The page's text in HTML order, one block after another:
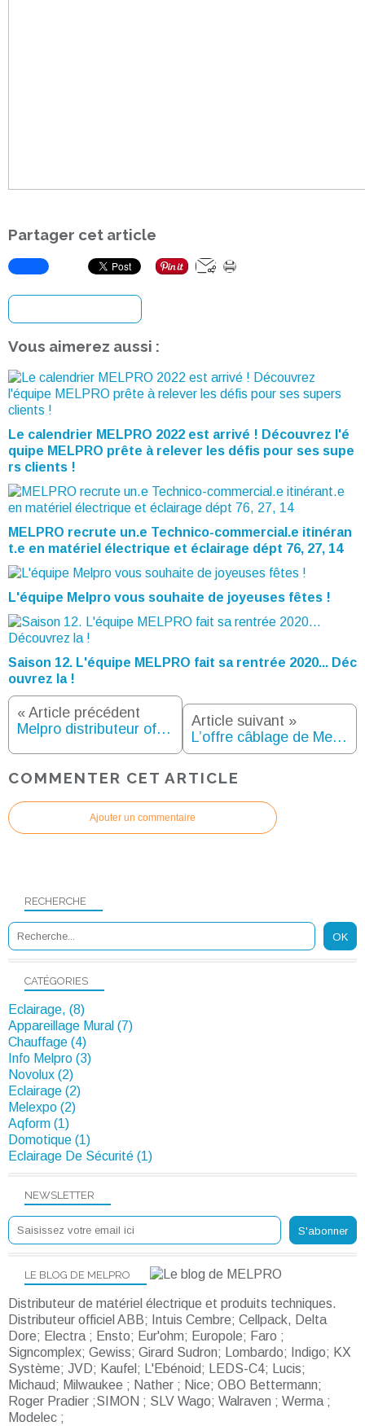
Partager cet article
Vous aimerez aussi :
Le calendrier MELPRO 2022 est arrivé ! Découvrez l'é
quipe MELPRO prête à relever les défis pour ses supe
rs clients !
MELPRO recrute un.e Technico-commercial.e itinéran
t.e en matériel électrique et éclairage dépt 76, 27, 14
L'équipe Melpro vous souhaite de joyeuses fêtes !
Saison 12. L'équipe MELPRO fait sa rentrée 2020... Déc
ouvrez la !
« Article précédent
Melpro distributeur officiel SFE Sibille Fameca !
Article suivant »
L’offre câblage de Melpro : soyez électriquement différent…dans vos câblages !
COMMENTER CET ARTICLE
Ajouter un commentaire
NEWSLETTER
RECHERCHE
LE BLOG DE MELPRO
Distributeur de matériel électrique et produits techniques.
Distributeur officiel ABB; Intuis Cembre; Cellpack, Delta
Dore; Electra ; Ensto; Eur'ohm; Europole; Faro ;
Signcomplex; Gewiss; Girard Sudron; Lombardo; Indigo; KX
Système; JVD; Kaufel; L'Ebénoid; LEDS-C4; Lucis;
Michaud; Milwaukee ; Nather ; Nice; OBO Bettermann;
Roger Pradier ;SIMON ; SLV Wago; Walraven ; Werma ;
Modelec ;
CATÉGORIES
Eclairage, (8)
Appareillage Mural (7)
Chauffage (4)
Info Melpro (3)
Novolux (2)
Eclairage (2)
Melexpo (2)
Aqform (1)
Domotique (1)
Eclairage De Sécurité (1)